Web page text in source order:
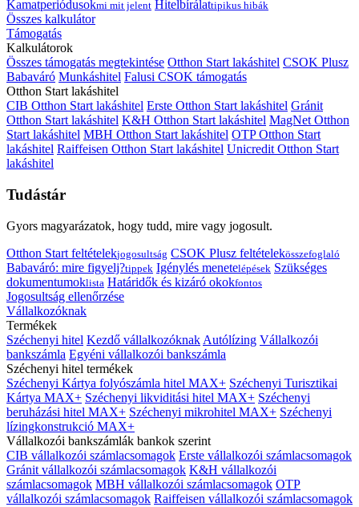
Kamatperiódusokmi mit jelent Hitelbírálattipikus hibák
Összes kalkulátor
Támogatás
Kalkulátorok
Összes támogatás megtekintése Otthon Start lakáshitel CSOK Plusz
Babaváró Munkáshitel Falusi CSOK támogatás
Otthon Start lakáshitel
CIB Otthon Start lakáshitel Erste Otthon Start lakáshitel Gránit
Otthon Start lakáshitel K&H Otthon Start lakáshitel MagNet Otthon
Start lakáshitel MBH Otthon Start lakáshitel OTP Otthon Start
lakáshitel Raiffeisen Otthon Start lakáshitel Unicredit Otthon Start
lakáshitel
Tudástár
Gyors magyarázatok, hogy tudd, mire vagy jogosult.
Otthon Start feltételekjogosultság CSOK Plusz feltételekösszefoglaló
Babaváró: mire figyelj?tippek Igénylés menetelépések Szükséges
dokumentumoklista Határidők és kizáró okokfontos
Jogosultság ellenőrzése
Vállalkozóknak
Termékek
Széchenyi hitel Kezdő vállalkozóknak Autólízing Vállalkozói
bankszámla Egyéni vállalkozói bankszámla
Széchenyi hitel termékek
Széchenyi Kártya folyószámla hitel MAX+ Széchenyi Turisztikai
Kártya MAX+ Széchenyi likviditási hitel MAX+ Széchenyi
beruházási hitel MAX+ Széchenyi mikrohitel MAX+ Széchenyi
lízingkonstrukció MAX+
Vállalkozói bankszámlák bankok szerint
CIB vállalkozói számlacsomagok Erste vállalkozói számlacsomagok
Gránit vállalkozói számlacsomagok K&H vállalkozói
számlacsomagok MBH vállalkozói számlacsomagok OTP
vállalkozói számlacsomagok Raiffeisen vállalkozói számlacsomagok